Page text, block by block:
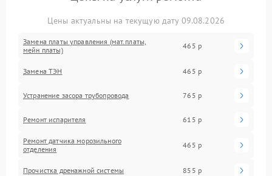
Цены актуальны на текущую дату 09.08.2026
Замена платы управления (мат.платы,
мейн платы)
465 р
Замена ТЭН 465 р
Устранение засора трубопровода 765 р
Ремонт испарителя 615 р
Ремонт датчика морозильного
отделения
465 р
Прочистка дренажной системы 855 р